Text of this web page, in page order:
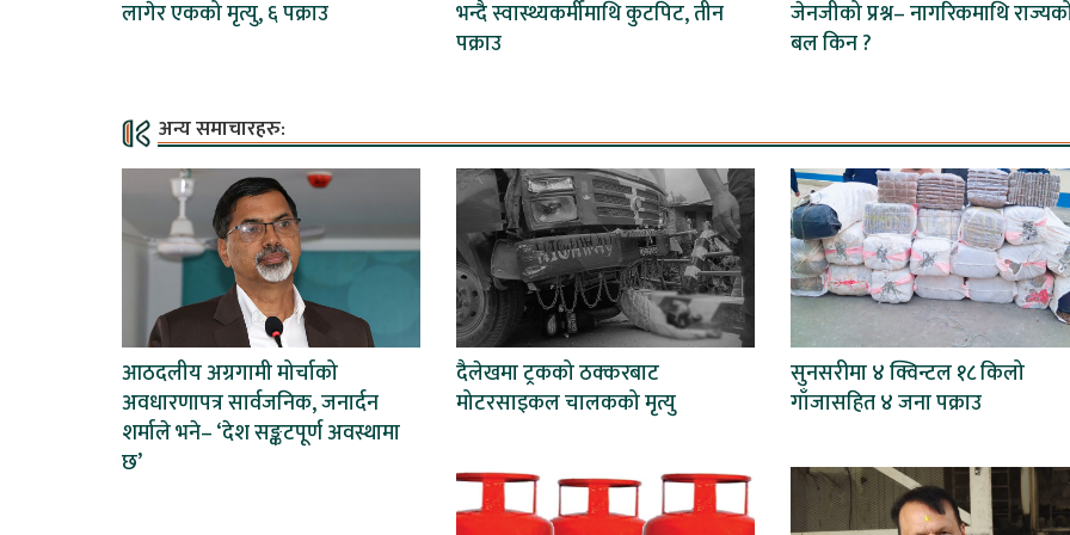
लागेर एकको मृत्यु, ६ पक्राउ
भन्दै स्वास्थ्यकर्मीमाथि कुटपिट, तीन
पक्राउ
जेनजीको प्रश्न– नागरिकमाथि
बल किन ?
अन्य समाचारहरु:
आठदलीय अग्रगामी मोर्चाको
अवधारणापत्र सार्वजनिक, जनार्दन
शर्माले भने– ‘देश सङ्कटपूर्ण अवस्थामा
छ’
दैलेखमा ट्रकको ठक्करबाट
मोटरसाइकल चालकको मृत्यु
सुनसरीमा ४ क्विन्टल १८ किलो
गाँजासहित ४ जना पक्राउ